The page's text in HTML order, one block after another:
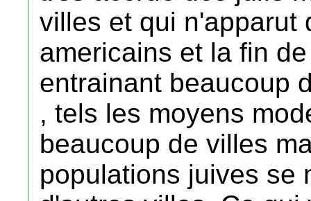
villes et qui n'apparut
americains et la fin
entrainant beaucoup
, tels les moyens
beaucoup de villes
populations juives se